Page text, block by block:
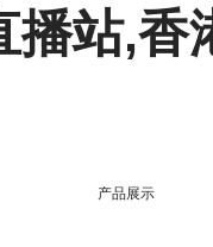
播站,香
产品展示